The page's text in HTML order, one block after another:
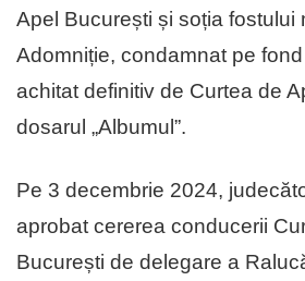
Apel București și soția fostului
Adomniție, condamnat pe
achitat definitiv de Curtea de
dosarul „Albumul”.
Pe 3 decembrie 2024,
aprobat cererea conducerii
București de delegare a